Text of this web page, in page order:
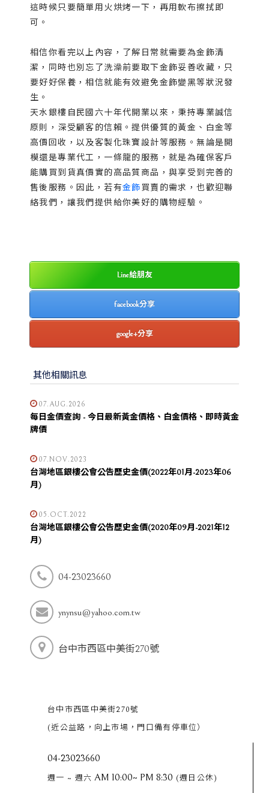
這時候只要簡單用火烘烤一下，再用軟布擦拭即
可。
相信你看完以上內容，了解日常就需要為金飾清
潔，同時也別忘了洗澡前要取下金飾妥善收藏，只
要好好保養，相信就能有效避免金飾變黑等狀況發
生。
天水銀樓自民國六十年代開業以來，秉持專業誠信
原則，深受顧客的信賴。提供優質的黃金、白金等
高價回收，以及客製化珠寶設計等服務。無論是開
模還是專業代工，一條龍的服務，就是為確保客戶
能購買到貨真價實的高品質商品，與享受到完善的
售後服務。因此，若有金飾買賣的需求，也歡迎聯
絡我們，讓我們提供給你美好的購物經驗。
Line給朋友
facebook分享
google+分享
其他相關訊息
07.AUG.2026
每日金價查詢 - 今日最新黃金價格、白金價格、即時黃金
牌價
07.NOV.2023
台灣地區銀樓公會公告歷史金價(2022年01月-2023年06
月)
05.OCT.2022
台灣地區銀樓公會公告歷史金價(2020年09月-2021年12
月)
04-23023660
ynynsu@yahoo.com.tw
台中市西區中美街270號
台中市西區中美街270號
(近公益路，向上市場，門口備有停車位）
04-23023660
週一 ~ 週六AM 10:00~ PM 8:30 (週日公休)